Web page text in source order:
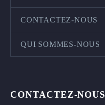
CONTACTEZ-NOUS
QUI SOMMES-NOUS
CONTACTEZ-NOUS